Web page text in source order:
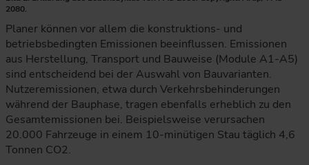
2080.
Die Grafik ordnet CO₂-Emissionen im Lebenszyklus eines
Planer können vor allem die konstruktions- und
betriebsbedingten Emissionen beeinflussen. Emissionen
aus Herstellung, Transport und Bauweise (Module A1-A5)
sind entscheidend bei der Auswahl von Bauvarianten.
Nutzeremissionen, etwa durch Verkehrsbehinderungen
während der Bauphase, tragen ebenfalls erheblich zu den
Gesamtemissionen bei. Beispielsweise verursachen
20.000 Fahrzeuge in einem 10-minütigen Stau täglich 4,6
Tonnen CO2.